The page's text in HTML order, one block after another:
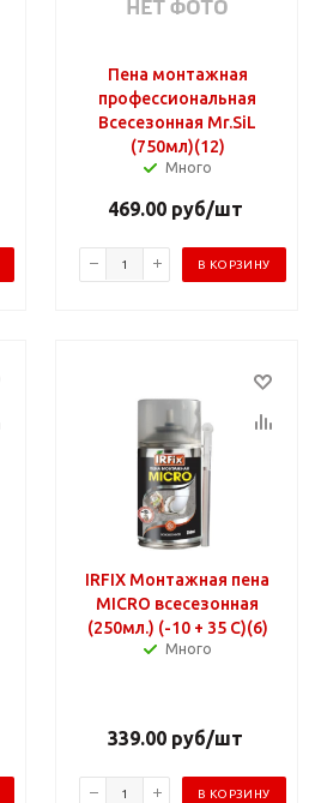
Пена монтажная
профессиональная
Всесезонная Mr.SiL
(750мл)(12)
Много
469.00руб/шт
В КОРЗИНУ
IRFIX Монтажная пена
MICRO всесезонная
(250мл.) (-10 + 35 С)(6)
Много
339.00руб/шт
В КОРЗИНУ